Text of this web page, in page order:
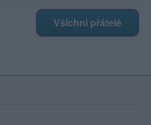
Všichni přátelé